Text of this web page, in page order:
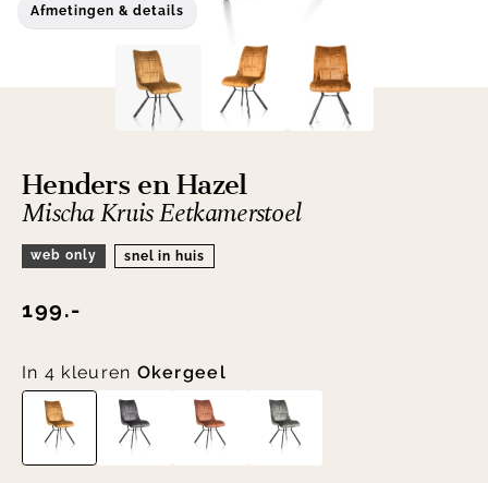
Afmetingen & details
Henders en Hazel
Mischa Kruis Eetkamerstoel
web only snel in huis
199.-
In 4 kleuren Okergeel